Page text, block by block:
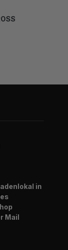
in
Mail